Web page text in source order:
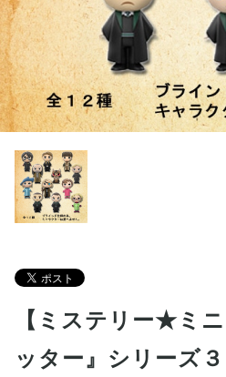
【ミステリー★ミ
ッター』シリーズ３